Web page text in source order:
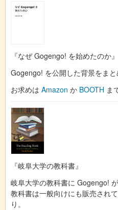
『なぜ Gogengo! を始めたのか』
Gogengo! を公開した背景をまと
お求めは Amazon か BOOTH ま
『岐阜大学の教科書』
岐阜大学の教科書に Gogengo!
教科書は一般向けにも販売され
り。